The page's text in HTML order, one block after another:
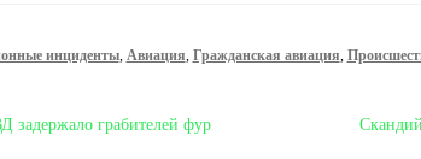
инциденты, Авиация, Гражданская авиация,
грабителей фур